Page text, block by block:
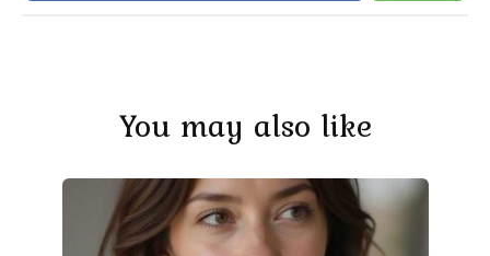
You may also like